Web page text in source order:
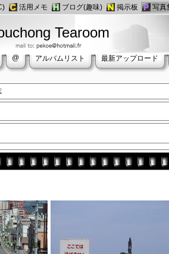
Tearoom
@ アルバムリスト 最新アップロード
活用メモ ブログ(趣味) 掲示板 写真